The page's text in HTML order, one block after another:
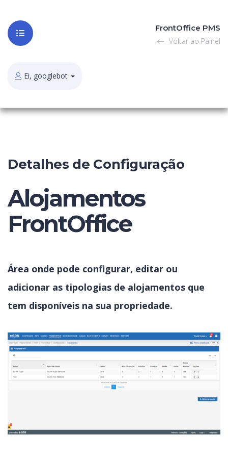
FrontOffice PMS
Voltar ao Painel
Ei, googlebot
Detalhes de Configuração
Alojamentos
FrontOffice
Área onde pode configurar, editar ou
adicionar as tipologias de alojamentos que
tem disponíveis na sua propriedade.